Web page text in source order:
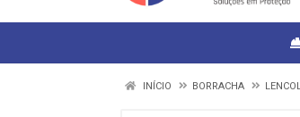
INÍCIO BORRACHA